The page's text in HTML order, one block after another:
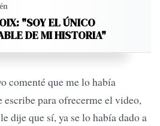
"SOY EL ÚNICO
DE MI HISTORIA"
comenté que me lo había
escribe para ofrecerme el video,
dije que sí, ya se lo había dado a